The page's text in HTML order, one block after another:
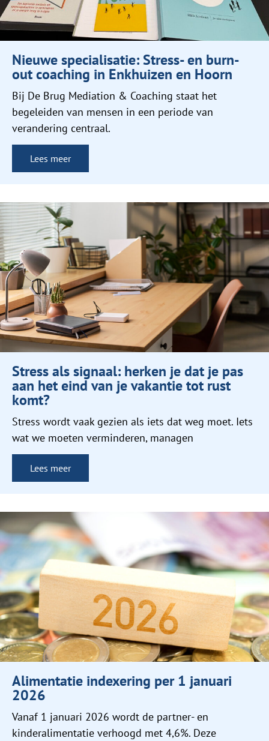
Nieuwe specialisatie: Stress- en burn-
out coaching in Enkhuizen en Hoorn
Bij De Brug Mediation & Coaching staat het
begeleiden van mensen in een periode van
verandering centraal.
Lees meer
Stress als signaal: herken je dat je pas
aan het eind van je vakantie tot rust
komt?
Stress wordt vaak gezien als iets dat weg moet. Iets
wat we moeten verminderen, managen
Lees meer
Alimentatie indexering per 1 januari
2026
Vanaf 1 januari 2026 wordt de partner- en
kinderalimentatie verhoogd met 4,6%. Deze